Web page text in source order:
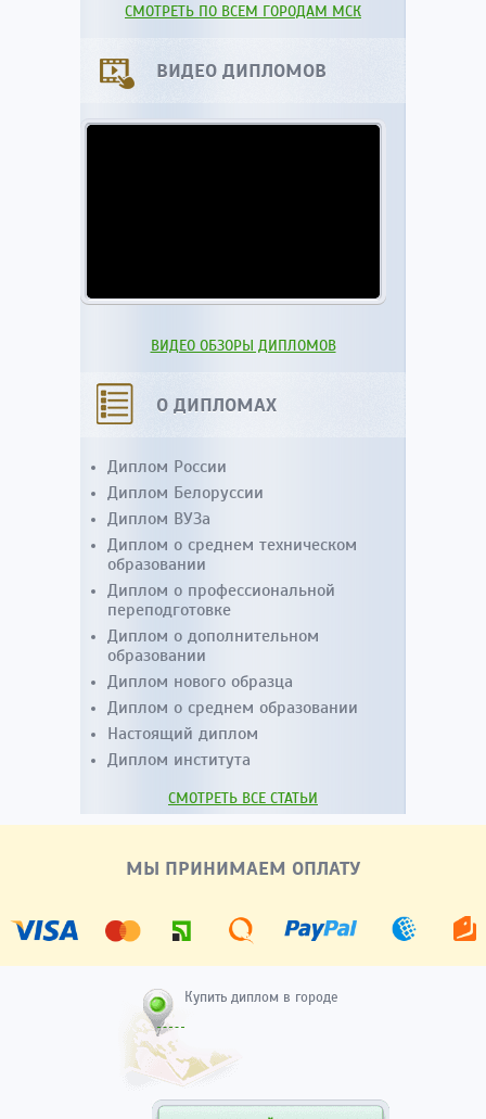
СМОТРЕТЬ ПО ВСЕМ ГОРОДАМ МСК
ВИДЕО ДИПЛОМОВ
ВИДЕО ОБЗОРЫ ДИПЛОМОВ
О ДИПЛОМАХ
Диплом России
Диплом Белоруссии
Диплом ВУЗа
Диплом о среднем техническом
образовании
Диплом о профессиональной
переподготовке
Диплом о дополнительном
образовании
Диплом нового образца
Диплом о среднем образовании
Настоящий диплом
Диплом института
СМОТРЕТЬ ВСЕ СТАТЬИ
МЫ ПРИНИМАЕМ ОПЛАТУ
Купить диплом в городе